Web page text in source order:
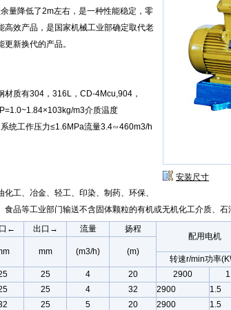
安装尺寸
量降低了2m左右，是一种性能稳定，零
高效产品，是国家机械工业部确定取代老
新换代的产品。
材质有304，316L，CD-4Mcu,904，
m3介质温度
统工作压力≤1.6MPa流量3.4∽460m3/h
化工、冶金、轻工、印染、制药、环保、
品等工业部门输送不含固体颗粒的有机或无机化工介质、石
← 出口→ 流量 扬程
配用电机
mm (m3/h) (m)
转速r/min功率
25 4 20 2900
25 4 32 2900 1.5
25 5 20 2900 1.5